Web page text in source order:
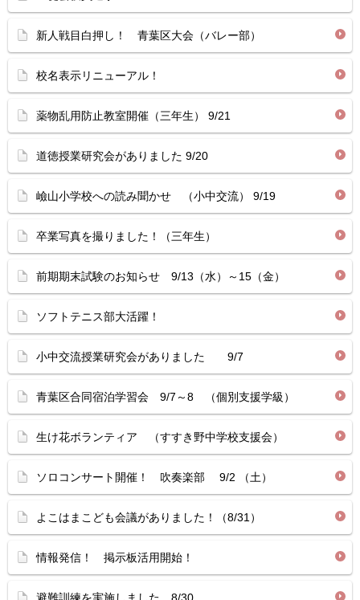
新人戦目白押し！ 青葉区大会（バレー部）
校名表示リニューアル！
薬物乱用防止教室開催（三年生） 9/21
道徳授業研究会がありました 9/20
嶮山小学校への読み聞かせ （小中交流） 9/19
卒業写真を撮りました！（三年生）
前期期末試験のお知らせ 9/13（水）～15（金）
ソフトテニス部大活躍！
小中交流授業研究会がありました 9/7
青葉区合同宿泊学習会 9/7～8 （個別支援学級）
生け花ボランティア （すすき野中学校支援会）
ソロコンサート開催！ 吹奏楽部 9/2 （土）
よこはまこども会議がありました！（8/31）
情報発信！ 掲示板活用開始！